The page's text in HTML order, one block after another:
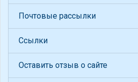
Почтовые рассылки
Ссылки
Оставить отзыв о сайте